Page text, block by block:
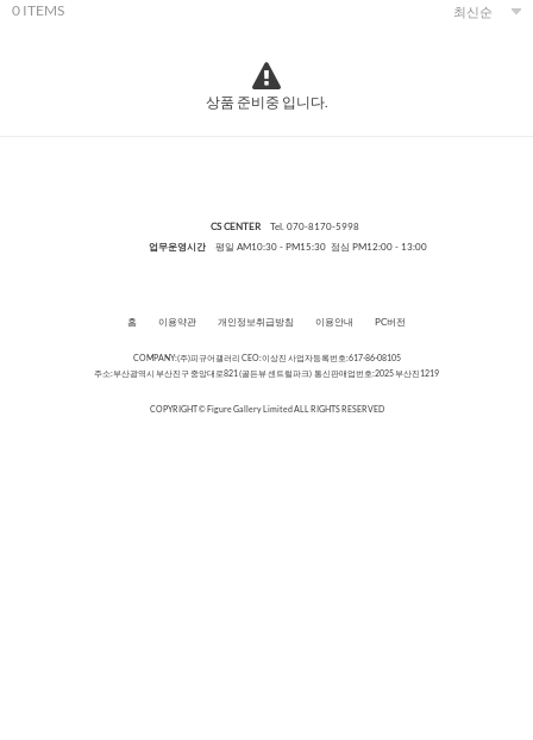
0 ITEMS
상품 준비중 입니다.
CS CENTERTel. 070-8170-5998
업무운영시간평일 AM10:30 - PM15:30 점심 PM12:00 - 13:00
홈 이용약관 개인정보취급방침 이용안내 PC버전
COMPANY:(주)피규어갤러리 CEO:이상진 사업자등록번호:617-86-08105
주소:부산광역시 부산진구 중앙대로821 (골든뷰 센트럴파크) 통신판매업번호:2025 부산진1219
COPYRIGHT © Figure Gallery Limited ALL RIGHTS RESERVED